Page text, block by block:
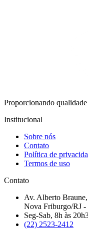
Proporcionando
Institucional
Sobre nós
Contato
Política de
Termos de uso
Contato
Av. Alberto
Nova Friburgo/RJ -
Seg-Sab, 8h às
(22) 2523-2412